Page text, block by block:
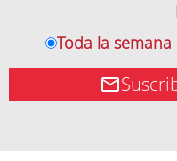
Toda la semana